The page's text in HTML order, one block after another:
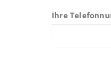
Ihre